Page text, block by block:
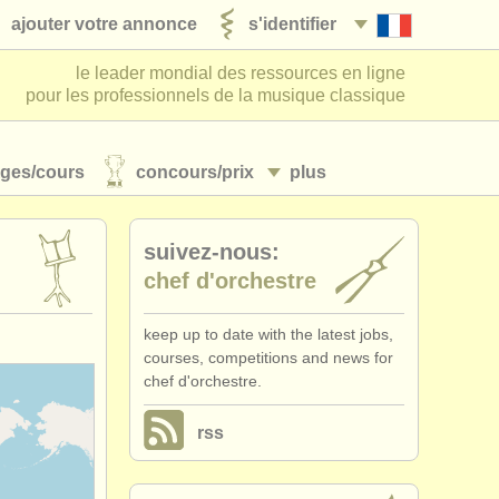
s'identifier
ajouter votre annonce
le leader mondial des ressources en ligne
pour les professionnels de la musique classique
plus
cours concours/prix
suivez-nous:
chef d'orchestre
keep up to date with the latest jobs,
courses, competitions and news for
chef d'orchestre.
rss